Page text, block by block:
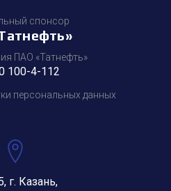
спонсор
ПАО «Татнефть»
100-4-112
персональных данных
г. Казань,